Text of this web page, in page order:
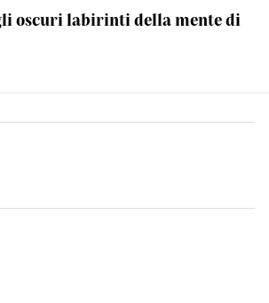
oscuri labirinti della mente di